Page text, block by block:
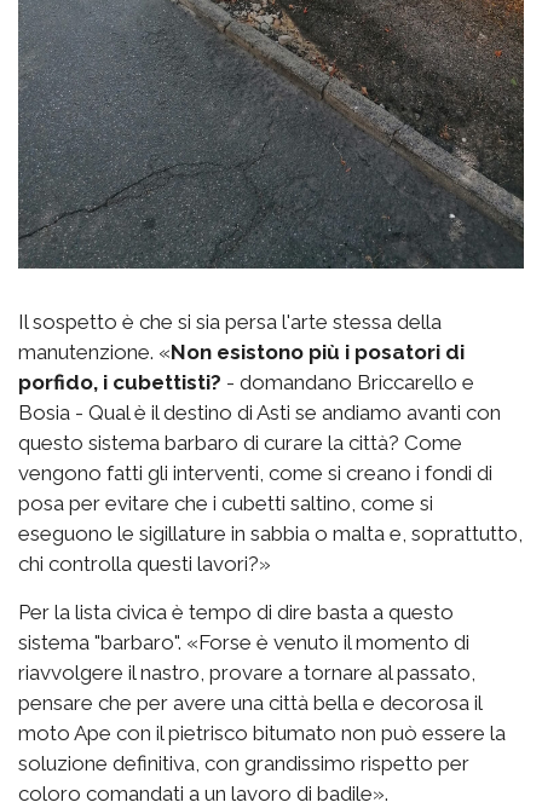
Il sospetto è che si sia persa l'arte stessa della
manutenzione. «Non esistono più i posatori di
porfido, i cubettisti? - domandano Briccarello e
Bosia - Qual è il destino di Asti se andiamo avanti con
questo sistema barbaro di curare la città? Come
vengono fatti gli interventi, come si creano i fondi di
posa per evitare che i cubetti saltino, come si
eseguono le sigillature in sabbia o malta e, soprattutto,
chi controlla questi lavori?»
Per la lista civica è tempo di dire basta a questo
sistema "barbaro". «Forse è venuto il momento di
riavvolgere il nastro, provare a tornare al passato,
pensare che per avere una città bella e decorosa il
moto Ape con il pietrisco bitumato non può essere la
soluzione definitiva, con grandissimo rispetto per
coloro comandati a un lavoro di badile».